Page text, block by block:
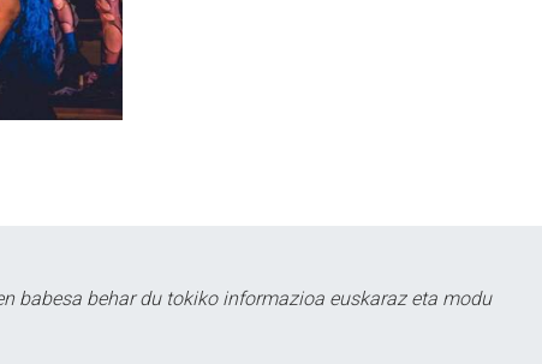
babesa behar du tokiko informazioa euskaraz eta modu